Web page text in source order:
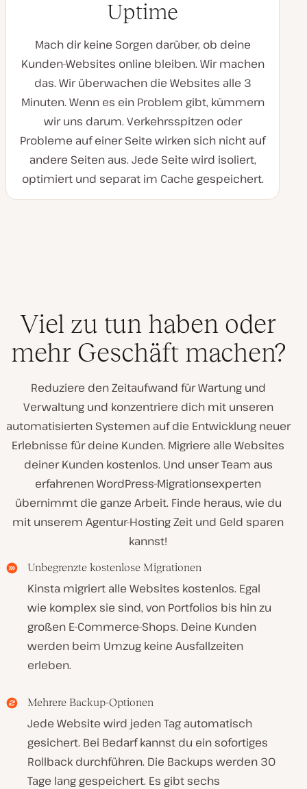
Uptime
Mach dir keine Sorgen darüber, ob deine
Kunden-Websites online bleiben. Wir machen
das. Wir überwachen die Websites alle 3
Minuten. Wenn es ein Problem gibt, kümmern
wir uns darum. Verkehrsspitzen oder
Probleme auf einer Seite wirken sich nicht auf
andere Seiten aus. Jede Seite wird isoliert,
optimiert und separat im Cache gespeichert.
Viel zu tun haben oder
mehr Geschäft machen?
Reduziere den Zeitaufwand für Wartung und
Verwaltung und konzentriere dich mit unseren
automatisierten Systemen auf die Entwicklung neuer
Erlebnisse für deine Kunden. Migriere alle Websites
deiner Kunden kostenlos. Und unser Team aus
erfahrenen WordPress-Migrationsexperten
übernimmt die ganze Arbeit. Finde heraus, wie du
mit unserem Agentur-Hosting Zeit und Geld sparen
kannst!
Unbegrenzte kostenlose Migrationen
Kinsta migriert alle Websites kostenlos. Egal
wie komplex sie sind, von Portfolios bis hin zu
großen E-Commerce-Shops. Deine Kunden
werden beim Umzug keine Ausfallzeiten
erleben.
Mehrere Backup-Optionen
Jede Website wird jeden Tag automatisch
gesichert. Bei Bedarf kannst du ein sofortiges
Rollback durchführen. Die Backups werden 30
Tage lang gespeichert. Es gibt sechs